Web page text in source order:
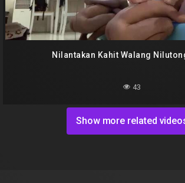
Nilantakan Kahit Walang
43
Show more related